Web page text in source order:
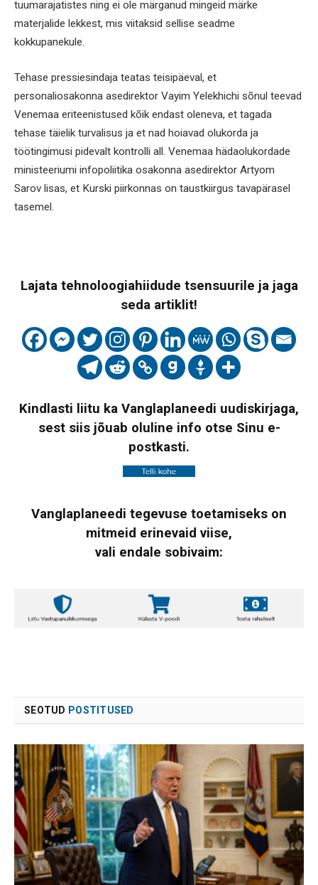
tuumarajatistes ning ei ole märganud mingeid märke
materjalide lekkest, mis viitaksid sellise seadme
kokkupanekule.
Tehase pressiesindaja teatas teisipäeval, et
personaliosakonna asedirektor Vayim Yelekhichi sõnul teevad
Venemaa eriteenistused kõik endast oleneva, et tagada
tehase täielik turvalisus ja et nad hoiavad olukorda ja
töötingimusi pidevalt kontrolli all. Venemaa hädaolukordade
ministeeriumi infopoliitika osakonna asedirektor Artyom
Sarov lisas, et Kurski piirkonnas on taustkiirgus tavapärasel
tasemel.
Lajata tehnoloogiahiidude tsensuurile ja jaga
seda artiklit!
Kindlasti liitu ka Vanglaplaneedi uudiskirjaga,
sest siis jõuab oluline info otse Sinu e-
postkasti.
Vanglaplaneedi tegevuse toetamiseks on
mitmeid erinevaid viise,
vali endale sobivaim:
SEOTUD POSTITUSED